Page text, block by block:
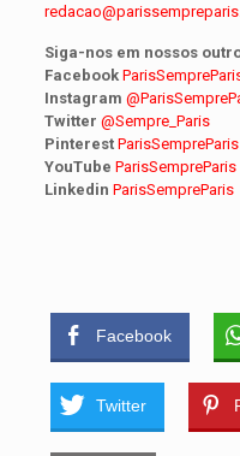
Siga-nos em nossos
Facebook
Instagram
Twitter @Sempre_Paris
Pinterest ParisSempreParis
YouTube ParisSempreParis
Linkedin ParisSempreParis
Facebook
Twitter